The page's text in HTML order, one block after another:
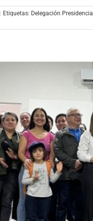
Etiquetas: Delegación